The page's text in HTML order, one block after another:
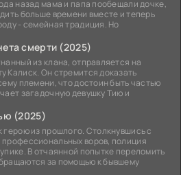
назад мама и папа пообещали дочке,
больше времени вместе и теперь
- семейная традиция. Но
смерти (2025)
из клана, отправляется на
Калиск. Он стремится доказать
племени, что достоин быть частью
загадочную девушку Тию и
(2025)
герою из прошлого. Столкнувшись с
воров, полиция
В отчаянной попытке переломить
за помощью к бывшему